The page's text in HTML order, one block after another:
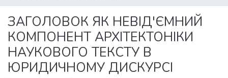
Statistics
ЗАГОЛОВОК ЯК НЕВІД'ЄМНИЙ
КОМПОНЕНТ АРХІТЕКТОНІКИ
НАУКОВОГО ТЕКСТУ В
ЮРИДИЧНОМУ ДИСКУРСІ